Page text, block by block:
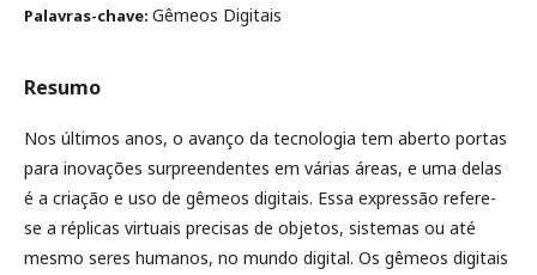
Palavras-chave: Gêmeos Digitais
Resumo
Nos últimos anos, o avanço da tecnologia tem aberto portas
para inovações surpreendentes em várias áreas, e uma delas
é a criação e uso de gêmeos digitais. Essa expressão refere-
se a réplicas virtuais precisas de objetos, sistemas ou até
mesmo seres humanos, no mundo digital. Os gêmeos digitais